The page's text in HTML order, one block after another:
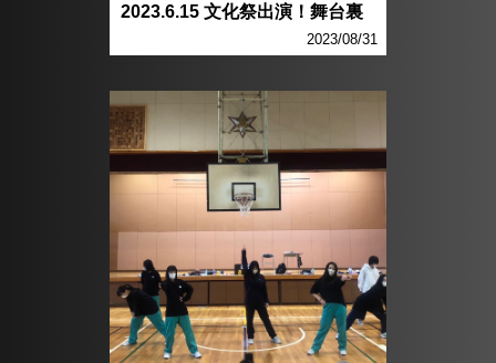
2023.6.15 文化祭出演！舞台裏
2023/08/31